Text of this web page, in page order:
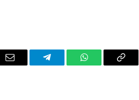
Email Telegram WhatsAppCopy